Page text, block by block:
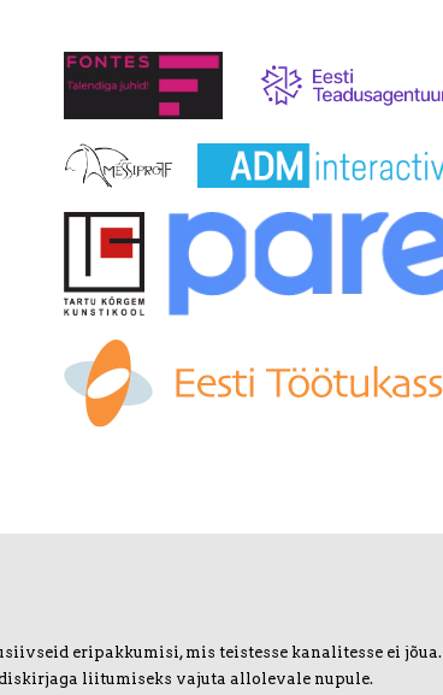
eripakkumisi, mis teistesse kanalitesse ei jõua.
liitumiseks vajuta allolevale nupule.